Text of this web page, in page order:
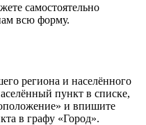
самостоятельно
всю форму.
региона и населённого
пункт в списке,
и впишите
в графу «Город».